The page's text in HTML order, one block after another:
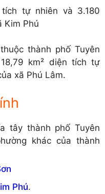
tự nhiên và 3.180
Kim Phú
thành phố Tuyên
km² diện tích tự
xã Phú Lâm.
tây thành phố Tuyên
khác của thành
Phú.